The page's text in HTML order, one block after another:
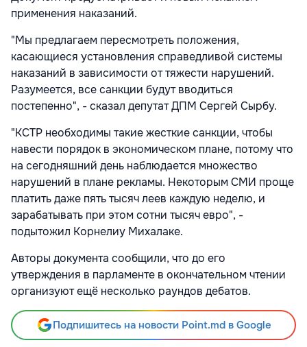
применения наказаний.
"Мы предлагаем пересмотреть положения,
касающиеся установления справедливой системы
наказаний в зависимости от тяжести нарушений.
Разумеется, все санкции будут вводиться
постепенно", - сказал депутат ДПМ Сергей Сырбу.
"КСТР необходимы такие жесткие санкции, чтобы
навести порядок в экономическом плане, потому что
на сегодняшний день наблюдается множество
нарушений в плане рекламы. Некоторым СМИ проще
платить даже пять тысяч леев каждую неделю, и
зарабатывать при этом сотни тысяч евро", -
подытожил Корнелиу Михалаке.
Авторы документа сообщили, что до его
утверждения в парламенте в окончательном чтении
организуют ещё несколько раундов дебатов.
Подпишитесь на новости Point.md в Google